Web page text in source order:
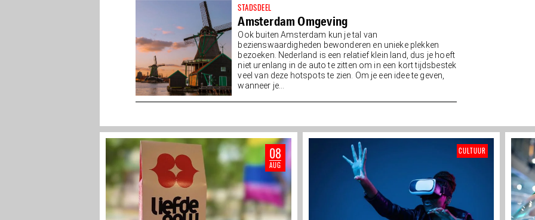
STADSDEEL
Amsterdam Omgeving
Ook buiten Amsterdam kun je tal van
bezienswaardigheden bewonderen en unieke plekken
bezoeken. Nederland is een relatief klein land, dus je hoeft
niet urenlang in de auto te zitten om in een kort tijdsbestek
veel van deze hotspots te zien. Om je een idee te geven,
wanneer je...
08
AUG
CULTUUR